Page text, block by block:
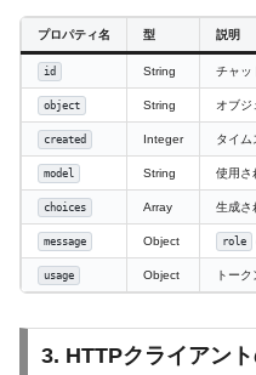
プロパティ名 型 説明
id String チャッ
object String オブジ
created Integer タイム
model String 使用さ
choices Array 生成さ
message Object role
usage Object トーク
3. HTTPクライアン